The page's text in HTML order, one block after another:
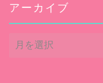
アーカイブ
ア
ー